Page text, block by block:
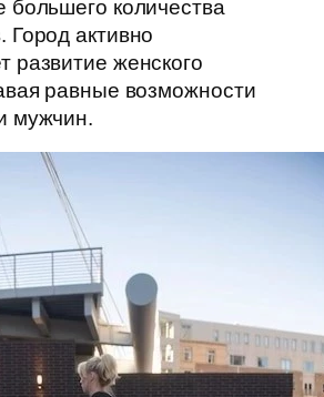
большего количества
Город активно
развитие женского
равные возможности
мужчин.